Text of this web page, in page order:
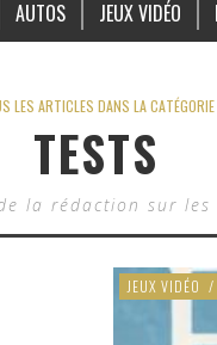
AUTOS JEUX VIDÉO
LES ARTICLES DANS LA CATÉGORIE
TESTS
la rédaction sur
JEUX VIDÉO /